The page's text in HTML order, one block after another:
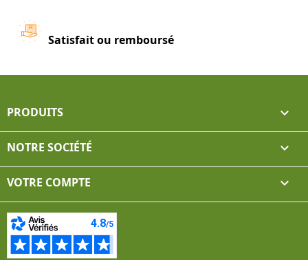
Satisfait ou remboursé
PRODUITS 
NOTRE SOCIÉTÉ 
VOTRE COMPTE 